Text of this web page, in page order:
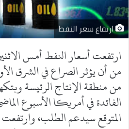
ارتفاع سعر النفط
ارتفعت أسعار النفط أمس
من أن يؤثر الصراع في الشرق
من منطقة الإنتاج الرئيسة
الفائدة في أمريكا الأسبوع
المتوقع سيدعم الطلب، وارتفعت